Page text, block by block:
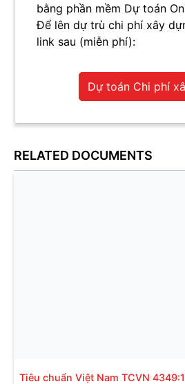
bằng phần mềm Dự toán
Để lên dự trù chi phí xây
link sau (miễn phí):
Dự toán Chi phí
RELATED DOCUMENTS
Tiêu chuẩn Việt Nam TCVN